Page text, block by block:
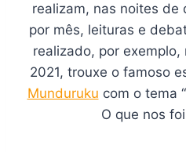
realizam, nas noites
por mês, leituras e
realizado, por
2021, trouxe o famoso
Munduruku com o tema
O que nos